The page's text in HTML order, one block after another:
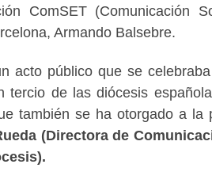
ComSET (Comunicación
Armando Balsebre.
acto público que se
de las diócesis
también se ha otorgado a la
(Directora de